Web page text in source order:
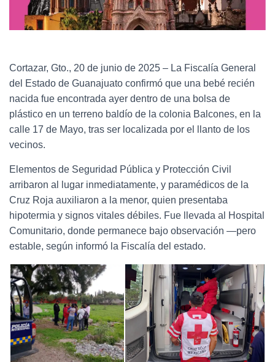
Cortazar, Gto., 20 de junio de 2025 – La Fiscalía General
del Estado de Guanajuato confirmó que una bebé recién
nacida fue encontrada ayer dentro de una bolsa de
plástico en un terreno baldío de la colonia Balcones, en la
calle 17 de Mayo, tras ser localizada por el llanto de los
vecinos.
Elementos de Seguridad Pública y Protección Civil
arribaron al lugar inmediatamente, y paramédicos de la
Cruz Roja auxiliaron a la menor, quien presentaba
hipotermia y signos vitales débiles. Fue llevada al Hospital
Comunitario, donde permanece bajo observación —pero
estable, según informó la Fiscalía del estado.